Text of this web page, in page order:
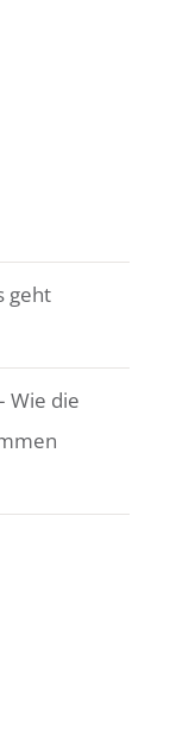
geht
Wie die